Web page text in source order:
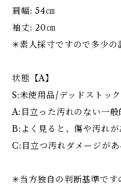
肩幅: 54㎝
袖丈: 20㎝
✳︎素人採寸ですので多少の
状態【A】
S:未使用品/デッドストック
A:目立った汚れのない一般
B:よく見ると、傷や汚れが
C:目立つ汚れダメージがあ
✳︎当方独自の判断基準です